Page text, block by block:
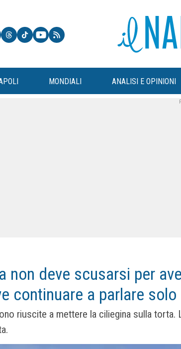
MONDIALI ANALISI E OPINIONI
non deve scusarsi per
continuare a parlare
riuscite a mettere la ciliegina sulla torta.